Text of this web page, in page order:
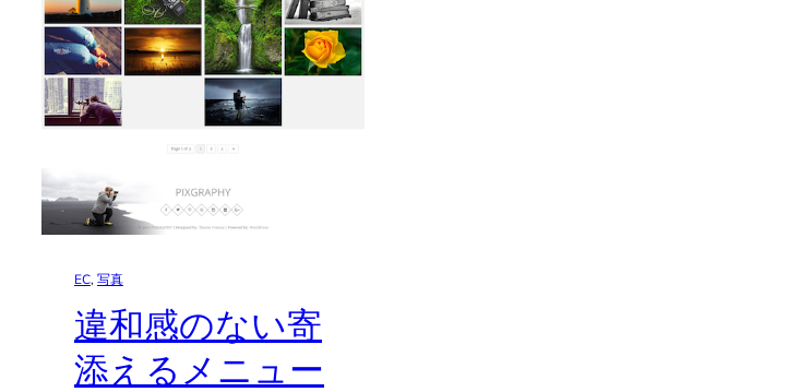
EC, 写真
違和感のない寄
添えるメニュー